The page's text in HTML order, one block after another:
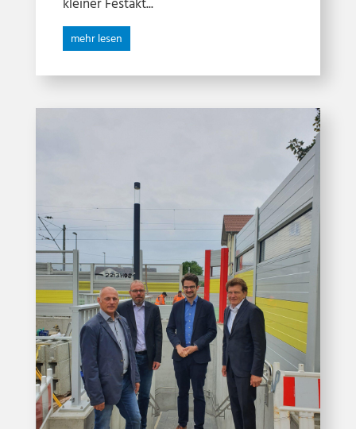
kleiner Festakt...
mehr lesen